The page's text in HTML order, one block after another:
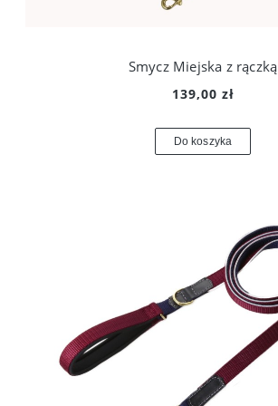
Smycz Miejska z rączką
139,00 zł
Do koszyka